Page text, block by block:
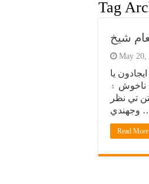
Tag
شيخ
May 20,
يا
ناخوش ۽
تي نظر
…
Read